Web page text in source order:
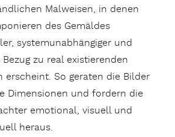
Malweisen, in denen
des Gemäldes
systemunabhängiger und
zu real existierenden
erscheint. So geraten die Bilder
Dimensionen und fordern die
emotional, visuell und
heraus.